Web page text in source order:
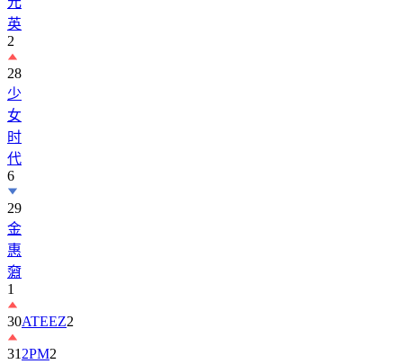
2
28
少
女
时
代
6
29
金
惠
奫
1
30
312PM2
32 BABYMONSTER